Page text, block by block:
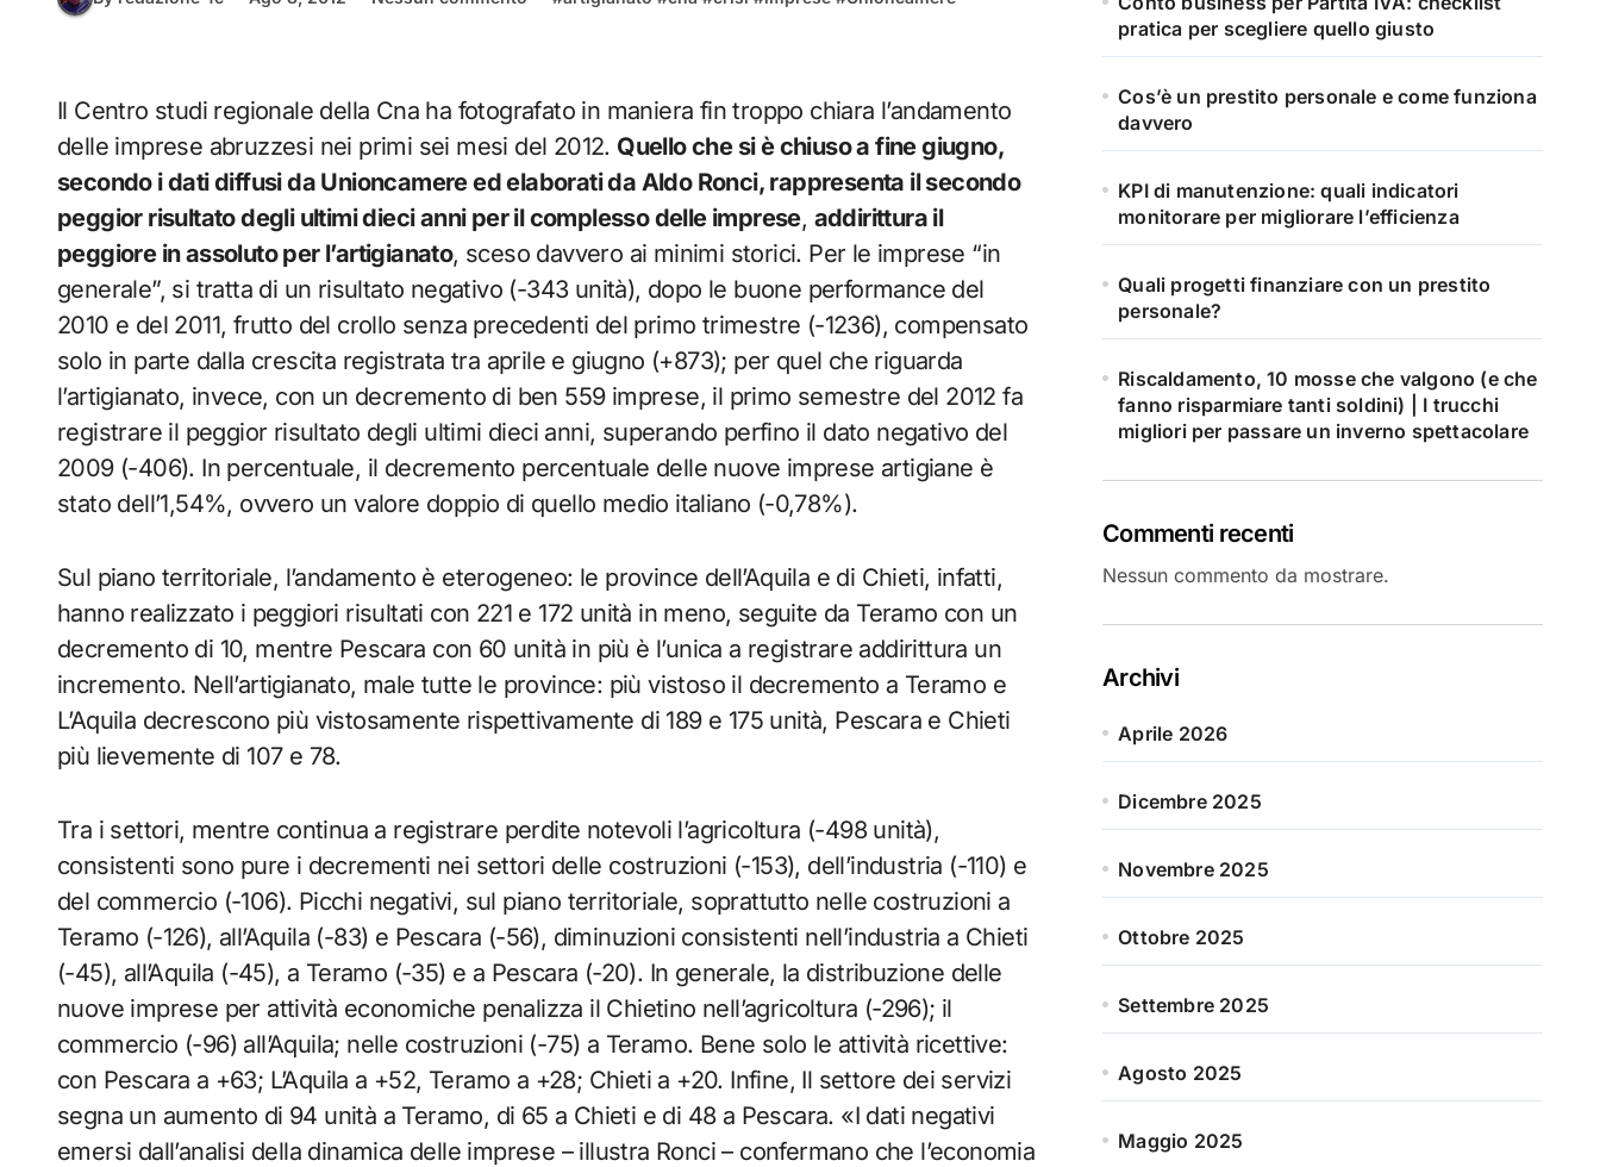
Il Centro studi regionale della Cna ha fotografato in maniera fin troppo chiara l’andamento
delle imprese abruzzesi nei primi sei mesi del 2012. Quello che si è chiuso a fine giugno,
secondo i dati diffusi da Unioncamere ed elaborati da Aldo Ronci, rappresenta il secondo
peggior risultato degli ultimi dieci anni per il complesso delle imprese, addirittura il
peggiore in assoluto per l’artigianato, sceso davvero ai minimi storici. Per le imprese “in
generale”, si tratta di un risultato negativo (-343 unità), dopo le buone performance del
2010 e del 2011, frutto del crollo senza precedenti del primo trimestre (-1236), compensato
solo in parte dalla crescita registrata tra aprile e giugno (+873); per quel che riguarda
l’artigianato, invece, con un decremento di ben 559 imprese, il primo semestre del 2012 fa
registrare il peggior risultato degli ultimi dieci anni, superando perfino il dato negativo del
2009 (-406). In percentuale, il decremento percentuale delle nuove imprese artigiane è
stato dell’1,54%, ovvero un valore doppio di quello medio italiano (-0,78%).
Sul piano territoriale, l’andamento è eterogeneo: le province dell’Aquila e di Chieti, infatti,
hanno realizzato i peggiori risultati con 221 e 172 unità in meno, seguite da Teramo con un
decremento di 10, mentre Pescara con 60 unità in più è l’unica a registrare addirittura un
incremento. Nell’artigianato, male tutte le province: più vistoso il decremento a Teramo e
L’Aquila decrescono più vistosamente rispettivamente di 189 e 175 unità, Pescara e Chieti
più lievemente di 107 e 78.
Tra i settori, mentre continua a registrare perdite notevoli l’agricoltura (-498 unità),
consistenti sono pure i decrementi nei settori delle costruzioni (-153), dell’industria (-110) e
del commercio (-106). Picchi negativi, sul piano territoriale, soprattutto nelle costruzioni a
Teramo (-126), all’Aquila (-83) e Pescara (-56), diminuzioni consistenti nell’industria a Chieti
(-45), all’Aquila (-45), a Teramo (-35) e a Pescara (-20). In generale, la distribuzione delle
nuove imprese per attività economiche penalizza il Chietino nell’agricoltura (-296); il
commercio (-96) all’Aquila; nelle costruzioni (-75) a Teramo. Bene solo le attività ricettive:
con Pescara a +63; L’Aquila a +52, Teramo a +28; Chieti a +20. Infine, Il settore dei servizi
segna un aumento di 94 unità a Teramo, di 65 a Chieti e di 48 a Pescara. «I dati negativi
emersi dall’analisi della dinamica delle imprese – illustra Ronci – confermano che l’economia
pratica per scegliere quello giusto
Cos’è un prestito personale e come funziona
davvero
KPI di manutenzione: quali indicatori
monitorare per migliorare l’efficienza
Quali progetti finanziare con un prestito
personale?
Riscaldamento, 10 mosse che valgono (e che
fanno risparmiare tanti soldini) | I trucchi
migliori per passare un inverno spettacolare
Commenti recenti
Nessun commento da mostrare.
Archivi
Aprile 2026
Dicembre 2025
Novembre 2025
Ottobre 2025
Settembre 2025
Agosto 2025
Maggio 2025